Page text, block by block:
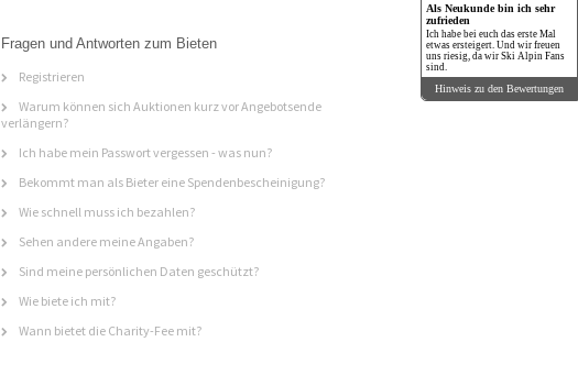
Fragen und Antworten zum Bieten
Registrieren
Warum können sich Auktionen kurz vor Angebotsende
verlängern?
Ich habe mein Passwort vergessen - was nun?
Bekommt man als Bieter eine Spendenbescheinigung?
Wie schnell muss ich bezahlen?
Sehen andere meine Angaben?
Sind meine persönlichen Daten geschützt?
Wie biete ich mit?
Wann bietet die Charity-Fee mit?
Als Neukunde bin ich sehr
zufrieden
Ich habe bei euch das erste Mal
etwas ersteigert. Und wir freuen
uns riesig, da wir Ski Alpin Fans
sind.
Hinweis zu den Bewertungen